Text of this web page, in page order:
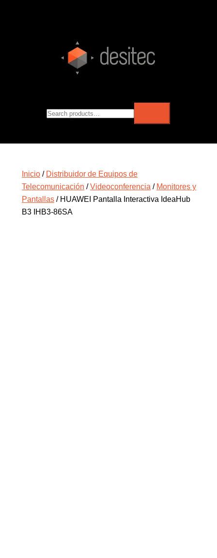
Inicio / Distribuidor de Equipos de
Telecomunicación /Videoconferencia / Monitores y
Pantallas / HUAWEI Pantalla Interactiva IdeaHub
B3 IHB3-86SA